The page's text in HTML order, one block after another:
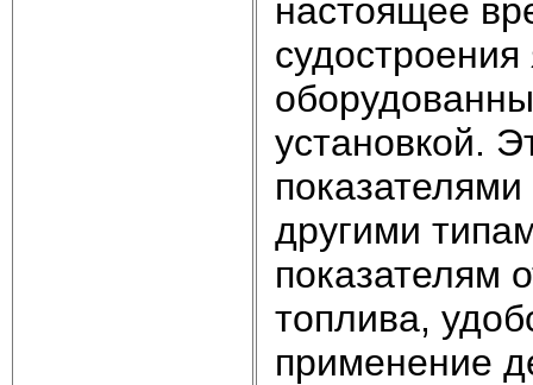
настоящее
установкой.
другими
показателям
топлива,
применение